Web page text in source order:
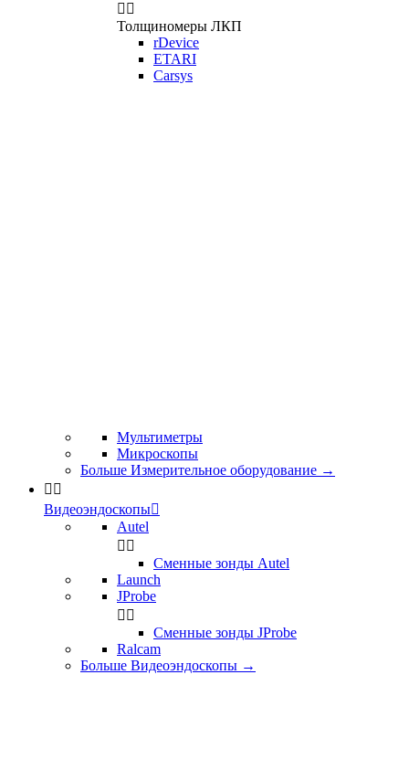
 
Толщиномеры ЛКП
rDevice
ETARI
Carsys
Мультиметры
Микроскопы
Больше Измерительное оборудование →
 
Видеоэндоскопы
Autel
 
Сменные зонды Autel
Launch
JProbe
 
Сменные зонды JProbe
Ralcam
Больше Видеоэндоскопы →